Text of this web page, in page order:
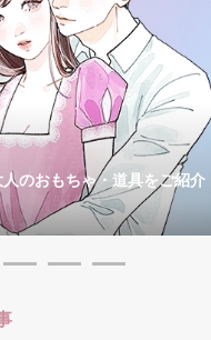
のおもちゃ・道具をご紹介